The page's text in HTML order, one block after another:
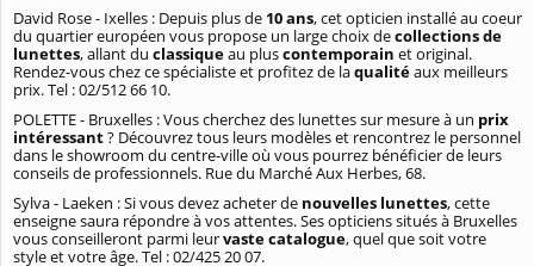
David Rose - Ixelles : Depuis plus de 10 ans, cet opticien installé au coeur
du quartier européen vous propose un large choix decollections de
lunettes, allant du classiqueau pluscontemporain et original.
Rendez-vous chez ce spécialiste et profitez de laqualitéaux meilleurs
prix. Tel : 02/512 66 10.
POLETTE - Bruxelles : Vous cherchez des lunettes sur mesure à un prix
intéressant? Découvrez tous leurs modèles et rencontrez le personnel
dans le showroom du centre-ville où vous pourrez bénéficier de leurs
conseils de professionnels. Rue du Marché Aux Herbes, 68.
Sylva - Laeken : Si vous devez acheter de nouvelles lunettes, cette
enseigne saura répondre à vos attentes. Ses opticiens situés à Bruxelles
vous conseilleront parmi leurvaste catalogue, quel que soit votre
style et votre âge. Tel : 02/425 20 07.